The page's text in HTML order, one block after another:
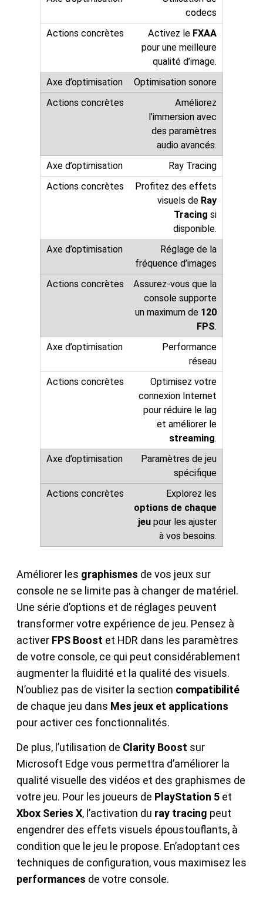
codecs
Activez le FXAA
pour une meilleure
qualité d’image.
Optimisation sonore
Améliorez
l’immersion avec
des paramètres
audio avancés.
Ray Tracing
Profitez des effets
visuels de Ray
Tracing si
disponible.
Réglage de la
fréquence d’images
Assurez-vous que la
console supporte
un maximum de 120
FPS.
Performance
réseau
Optimisez votre
connexion Internet
pour réduire le lag
et améliorer le
streaming.
Paramètres de jeu
spécifique
Explorez les
options de chaque
jeu pour les ajuster
à vos besoins.
Améliorer les graphismes de vos jeux sur
console ne se limite pas à changer de matériel.
Une série d’options et de réglages peuvent
transformer votre expérience de jeu. Pensez à
activer FPS Boost et HDR dans les paramètres
de votre console, ce qui peut considérablement
augmenter la fluidité et la qualité des visuels.
N’oubliez pas de visiter la section compatibilité
de chaque jeu dans Mes jeux et applications
pour activer ces fonctionnalités.
De plus, l’utilisation de Clarity Boost sur
Microsoft Edge vous permettra d’améliorer la
qualité visuelle des vidéos et des graphismes de
votre jeu. Pour les joueurs de PlayStation 5 et
Xbox Series X, l’activation du ray tracing peut
engendrer des effets visuels époustouflants, à
condition que le jeu le propose. En’adoptant ces
techniques de configuration, vous maximisez les
performances de votre console.